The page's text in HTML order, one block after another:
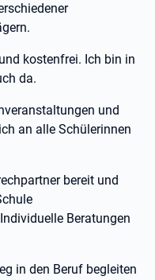
kostenfrei. Ich bin in
da.
und
an alle Schülerinnen
bereit und
Beratungen
in den Beruf begleiten